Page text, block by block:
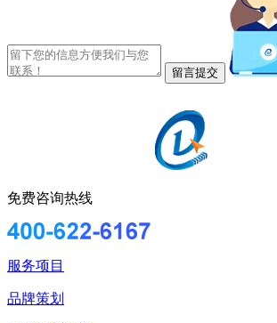
免费咨询热线
服务项目
品牌策划